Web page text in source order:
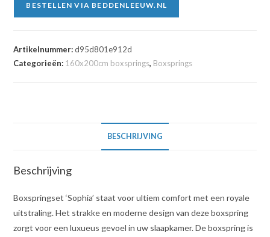
BESTELLEN VIA BEDDENLEEUW.NL
Artikelnummer:d95d801e912d
Categorieën: 160x200cm boxsprings, Boxsprings
BESCHRIJVING
Beschrijving
Boxspringset ‘Sophia’ staat voor ultiem comfort met een royale
uitstraling. Het strakke en moderne design van deze boxspring
zorgt voor een luxueus gevoel in uw slaapkamer. De boxspring is